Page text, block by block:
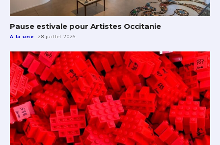
Pause estivale pour Artistes Occitanie
A la une 28 juillet 2026